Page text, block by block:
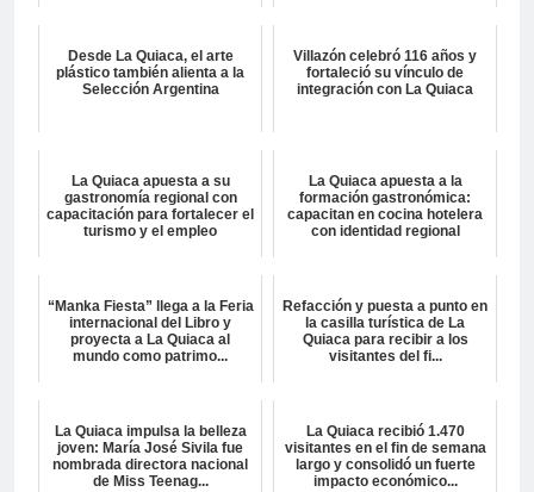
Desde La Quiaca, el arte
plástico también alienta a la
Selección Argentina
Villazón celebró 116 años y
fortaleció su vínculo de
integración con La Quiaca
La Quiaca apuesta a su
gastronomía regional con
capacitación para fortalecer el
turismo y el empleo
La Quiaca apuesta a la
formación gastronómica:
capacitan en cocina hotelera
con identidad regional
“Manka Fiesta” llega a la Feria
internacional del Libro y
proyecta a La Quiaca al
mundo como patrimo...
Refacción y puesta a punto en
la casilla turística de La
Quiaca para recibir a los
visitantes del fi...
La Quiaca impulsa la belleza
joven: María José Sivila fue
nombrada directora nacional
de Miss Teenag...
La Quiaca recibió 1.470
visitantes en el fin de semana
largo y consolidó un fuerte
impacto económico...